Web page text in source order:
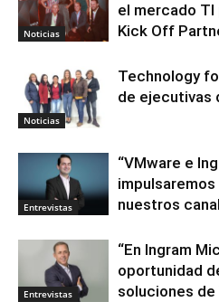
Noticias
el mercado TI
Kick Off
Noticias
Technology
de ejecutivas
Entrevistas
“VMware e
nuestros
Entrevistas
“En Ingram
oportunidad
soluciones de